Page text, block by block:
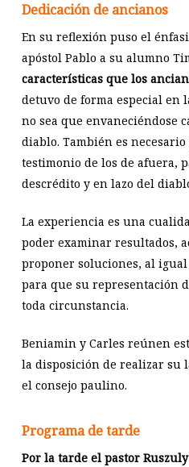
Dedicación de ancianos
En su reflexión puso el
apóstol Pablo a su alumno
características que los
detuvo de forma especial en
no sea que envaneciéndose
diablo. También es
testimonio de los de afuera,
descrédito y en lazo del
La experiencia es una
poder examinar resultados,
proponer soluciones, al
para que su representación
toda circunstancia.
Beniamin y Carles reúnen
la disposición de realizar su
el consejo paulino.
Programa de tarde
Por la tarde el pastor